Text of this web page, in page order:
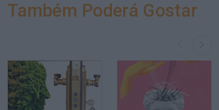
Também Poderá Gostar